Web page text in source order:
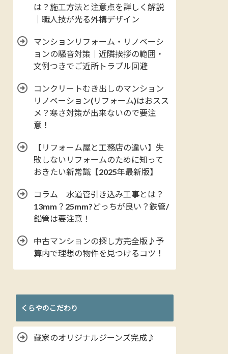
は？施工方法と注意点を詳しく解説
｜職人技が光る外構デザイン
マンションリフォーム・リノベーシ
ョンの騒音対策｜近隣挨拶の範囲・
文例つきでご近所トラブル回避
コンクリートむき出しのマンション
リノベーション(リフォーム)はおスス
メ？寒さ対策が出来ないので要注
意！
【リフォーム屋と工務店の違い】失
敗しないリフォームのために知って
おきたい新常識【2025年最新版】
コラム 水道管引き込み工事とは？
13mm？25mm?どっちが良い？鉄管/
鉛管は要注意！
中古マンションの探し方完全版♪予
算内で理想の物件を見つけるコツ！
くらやのこだわり
藏家のオリジナルジーンズ完成♪